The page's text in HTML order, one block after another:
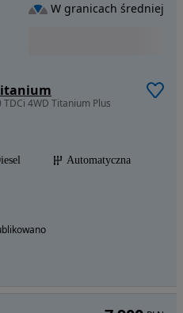
TDCi 4WD Titanium Plus
Automatyczna
W granicach średniej